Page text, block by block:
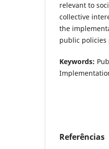
relevant to
collective
the
public policies
Keywords:
Referências